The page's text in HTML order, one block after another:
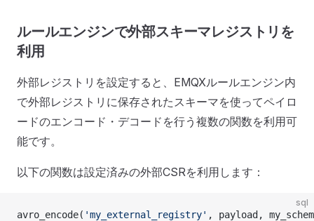
ルールエンジンで外部スキーマレジストリを
利用
外部レジストリを設定すると、EMQXルールエンジン内
で外部レジストリに保存されたスキーマを使ってペイロ
ードのエンコード・デコードを行う複数の関数を利用可
能です。
以下の関数は設定済みの外部CSRを利用します：
sql
avro_encode( 'my_external_registry' , payload,